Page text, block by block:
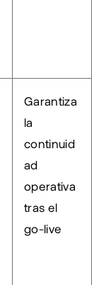
Garantiza
la
continuid
ad
operativa
tras el
go-live